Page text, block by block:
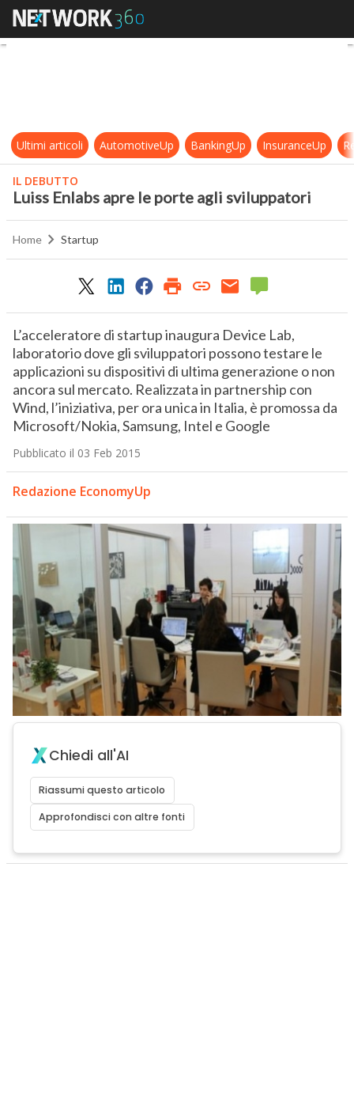
Luiss Enlabs apre le porte agli
Ultimi articoli AutomotiveUp BankingUp InsuranceUp
IL DEBUTTO
Luiss Enlabs apre le porte agli sviluppatori
Home Startup
L’acceleratore di startup inaugura Device Lab,
laboratorio dove gli sviluppatori possono testare le
applicazioni su dispositivi di ultima generazione o non
ancora sul mercato. Realizzata in partnership con
Wind, l’iniziativa, per ora unica in Italia, è promossa da
Microsoft/Nokia, Samsung, Intel e Google
Pubblicato il 03 Feb 2015
Redazione EconomyUp
Chiedi all'AI
Riassumi questo articolo
Approfondisci con altre fonti